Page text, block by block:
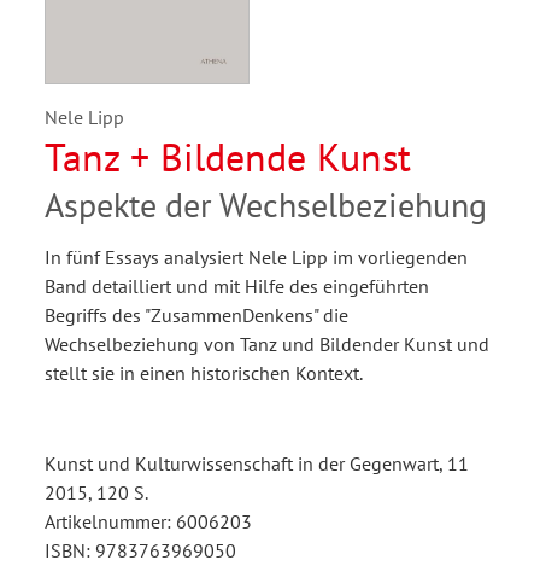
Nele Lipp
Tanz + Bildende Kunst
Aspekte der Wechselbeziehung
In fünf Essays analysiert Nele Lipp im vorliegenden
Band detailliert und mit Hilfe des eingeführten
Begriffs des "ZusammenDenkens" die
Wechselbeziehung von Tanz und Bildender Kunst und
stellt sie in einen historischen Kontext.
Kunst und Kulturwissenschaft in der Gegenwart, 11
2015, 120 S.
Artikelnummer: 6006203
ISBN: 9783763969050